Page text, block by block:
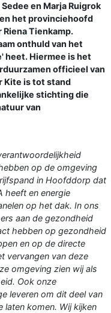
en Marja Ruigrok
het provinciehoofd
Tienkamp.
onthuld van het
heet. Hiermee is het
officieel van
Kite is tot stand
stichting die
van
op de omgeving
in Hoofddorp dat
heeft en energie
op het dak. In ons
aan de gezondheid
hebben op gezondheid
en op de directe
vervangen van deze
omgeving zien wij als
Ook onze
leveren om dit deel van
komen. Wij kijken